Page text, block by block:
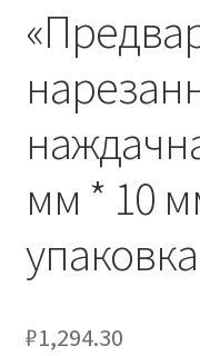
Отзывы
Оформление заказа
Партнерам
Скидки
мм * 10
₽1,294.30